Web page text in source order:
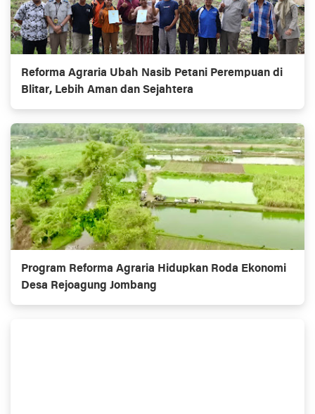
Reforma Agraria Ubah Nasib Petani Perempuan di
Blitar, Lebih Aman dan Sejahtera
Program Reforma Agraria Hidupkan Roda Ekonomi
Desa Rejoagung Jombang